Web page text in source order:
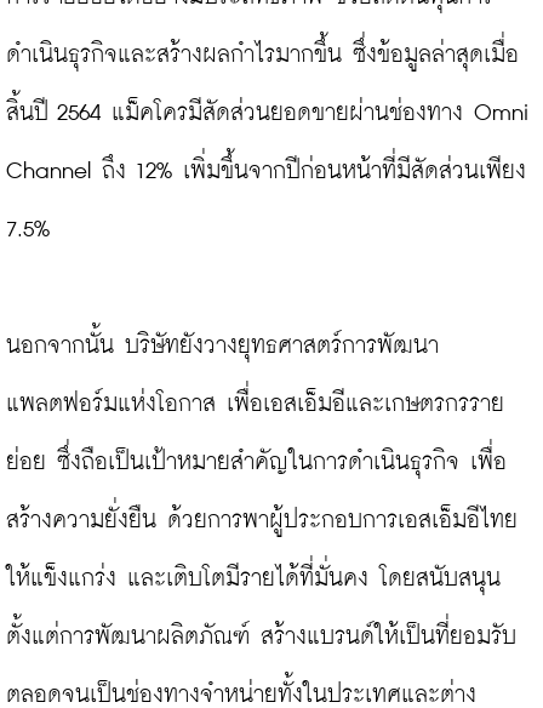
ดำเนินธุรกิจและสร้างผลกำไรมากขึ้น ซึ่งข้อมูลล่าสุดเมื่อ
สิ้นปี 2564 แม็คโครมีสัดส่วนยอดขายผ่านช่องทาง Omni
Channel ถึง 12% เพิ่มขึ้นจากปีก่อนหน้าที่มีสัดส่วนเพียง
7.5%
นอกจากนั้น บริษัทยังวางยุทธศาสตร์การพัฒนา
แพลตฟอร์มแห่งโอกาส เพื่อเอสเอ็มอีและเกษตรกรราย
ย่อย ซึ่งถือเป็นเป้าหมายสำคัญในการดำเนินธุรกิจ เพื่อ
สร้างความยั่งยืน ด้วยการพาผู้ประกอบการเอสเอ็มอีไทย
ให้แข็งแกร่ง และเติบโตมีรายได้ที่มั่นคง โดยสนับสนุน
ตั้งแต่การพัฒนาผลิตภัณฑ์ สร้างแบรนด์ให้เป็นที่ยอมรับ
ตลอดจนเป็นช่องทางจำหน่ายทั้งในประเทศและต่าง